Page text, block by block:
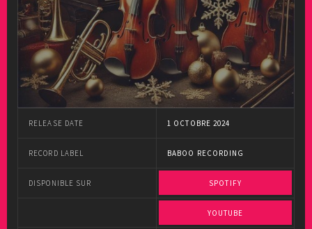
RELEASE DATE 1 OCTOBRE 2024
RECORD LABEL BABOO RECORDING
DISPONIBLE SUR SPOTIFY
YOUTUBE